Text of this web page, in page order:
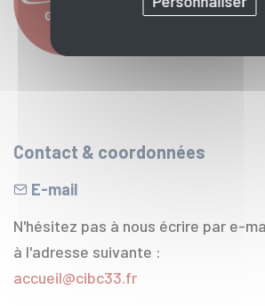
Contact & coordonnées
E-mail
N'hésitez pas à nous écrire par e-
à l'adresse suivante :
accueil@cibc33.fr